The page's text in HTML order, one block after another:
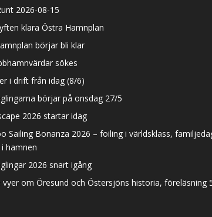
2026-08-15
klara Östra Hamnplan
börjar bli klar
sökes
i drift från idag (8/6)
börjar på onsdag 27/5
2026 startar idag
Sailing Bonanza 2026 – foiling i världsklass,
hamnen
2026 snart igång
vyer om Öresund och Östersjöns historia, föreläsning